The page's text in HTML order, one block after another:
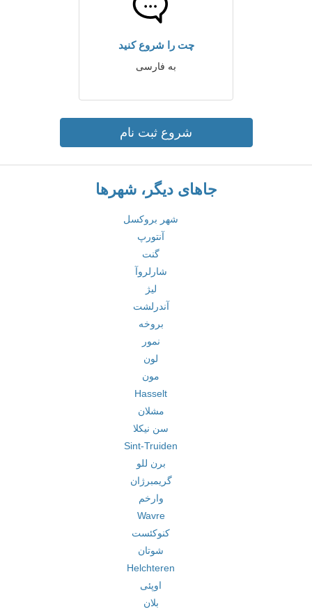
چت را شروع کنید
به فارسی
شروع ثبت نام
جاهای دیگر، شهرها
شهر بروکسل
آنتورپ
گنت
شارلروآ
لیژ
آندرلشت
بروخه
نمور
لون
مون
Hasselt
مشلان
سن نیکلا
Sint-Truiden
برن للو
گریمبرژان
وارخم
Wavre
کنوکئست
شوتان
Helchteren
اوپئی
بلان